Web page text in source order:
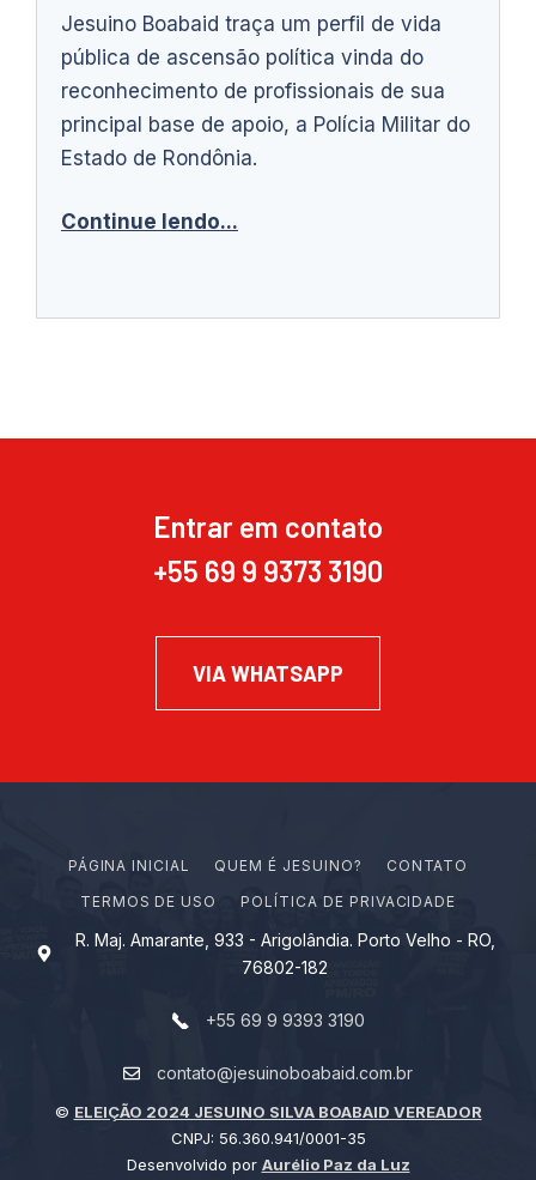
Jesuino Boabaid traça um perfil de vida
pública de ascensão política vinda do
reconhecimento de profissionais de sua
principal base de apoio, a Polícia Militar do
Estado de Rondônia.
Continue lendo...
Entrar em contato
+55 69 9 9373 3190
VIA WHATSAPP
PÁGINA INICIAL Q U EM É J ES U I N O?
CONTATO
TERMOS DE USO
POLÍTICA DE PRIVACIDADE
R. Maj. Amarante, 933 - Arigolândia. Porto Velho - RO,
76802-182
+55 69 9 9393 3190
contato@jesuinoboabaid.com.br
© ELEIÇÃO 2024 JESUINO SILVA BOABAID VEREADOR
CNPJ: 56.360.941/0001-35
Desenvolvido por Aurélio Paz da Luz